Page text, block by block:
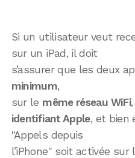
Si un utilisateur veut
sur un iPad, il doit
s’assurer que les deux
minimum,
sur le même réseau WiFi
identifiant Apple, et bien
"Appels depuis
l’iPhone" soit activée sur